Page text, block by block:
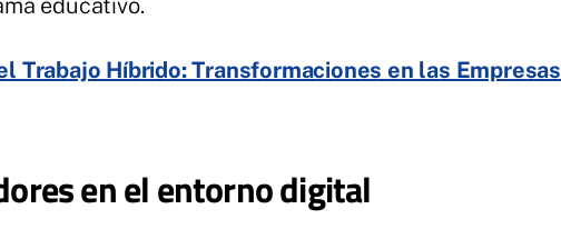
educativo.
Trabajo Híbrido: Transformaciones en las Empresas
en el entorno digital